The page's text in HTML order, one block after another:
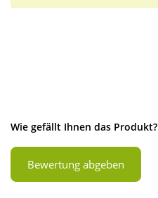
Wie gefällt Ihnen das Produkt?
Bewertung abgeben